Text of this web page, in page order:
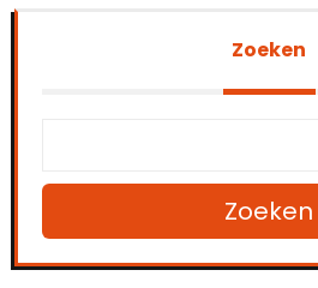
Zoeken
Zoeken